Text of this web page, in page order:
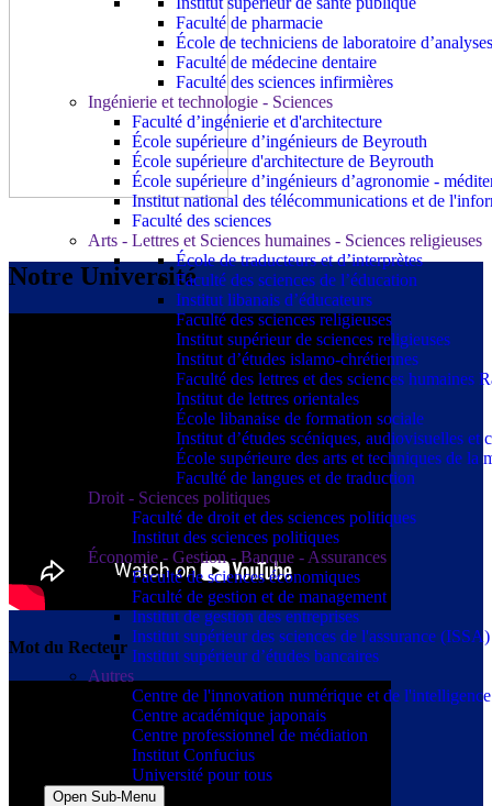
Faculté de pharmacie
École de techniciens de laboratoire
Faculté de médecine dentaire
Faculté des sciences infirmières
Ingénierie et technologie - Sciences
Faculté d’ingénierie et d'architecture
École supérieure d’ingénieurs de Beyrouth
École supérieure d'architecture de Beyrouth
École supérieure d’ingénieurs d’agronomie -
Institut national des télécommunications et de
Faculté des sciences
Arts - Lettres et Sciences humaines - Sciences religieuses
École de traducteurs et d’interprètes
Faculté des sciences de l’éducation
Institut libanais d’éducateurs
Faculté des sciences religieuses
Institut supérieur de sciences religieuses
Institut d’études islamo-chrétiennes
Faculté des lettres et des sciences humaines
Institut de lettres orientales
École libanaise de formation sociale
Institut d’études scéniques, audiovisuelles et
École supérieure des arts et techniques de la
Faculté de langues et de traduction
Droit - Sciences politiques
Faculté de droit et des sciences politiques
Institut des sciences politiques
Économie - Gestion - Banque - Assurances
Faculté de sciences économiques
Faculté de gestion et de management
Institut de gestion des entreprises
Institut supérieur des sciences de l'assurance (ISSA)
Institut supérieur d’études bancaires
Autres
Centre de l'innovation numérique et de
Centre académique japonais
Centre professionnel de médiation
Institut Confucius
Université pour tous
Open Sub-Menu
Notre Université
Mot du Recteur